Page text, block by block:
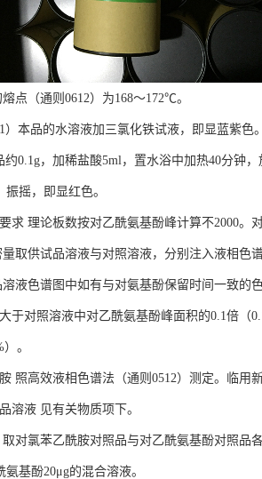
点（通则0612）为168～172℃。
）本品的水溶液加三氯化铁试液，即显蓝紫色。
约0.1g，加稀盐酸5ml，置水浴中加热40分钟
振摇，即显红色。
求 理论板数按对乙酰氨基酚峰计算不2000。
取供试品溶液与对照溶液，分别注入液相色
溶液色谱图中如有与对氨基酚保留时间一致的
于对照溶液中对乙酰氨基酚峰面积的0.1倍（
。
照高效液相色谱法（通则0512）测定。临用新
溶液 见有关物质项下。
对氯苯乙酰胺对照品与对乙酰氨基酚对照品
氨基酚20μg的混合溶液。